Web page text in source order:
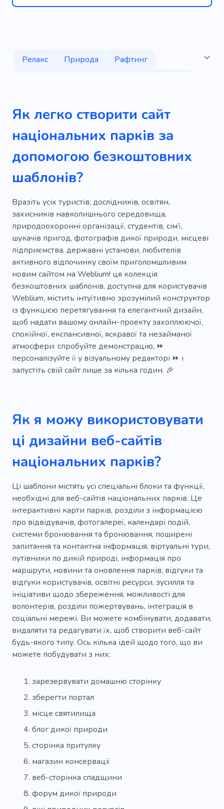
Релакс Природа
Рафтинг
Атмосферне місце
Прісноводні
Парапланеризм
Пейзажі
Прокат
Відкритий
Тур Пригода
Дозвілля
Риболовля
Скелелазіння
Намет
Свято
Вихідні
Ліжко та сніданок
Оренда яхт
Рюкзак
Піші прогулянки
Простір
Сафарі
Будиночок
Послуги
Видовищний
Подорож
Безпеки
Досвід
Туризм
Географія
Дайвінг для початківців
Полювання
Боєприпаси
Пляжі Дайвінг
Вудка
Пальне
Коні
Безпечна верхова їзда
Яхтинг
Парк
Як легко створити сайт
національних парків за
допомогою безкоштовних
шаблонів?
Вразіть усіх туристів, дослідників, освітян,
захисників навколишнього середовища,
природоохоронні організації, студентів, сім’ї,
шукачів пригод, фотографів дикої природи, місцеві
підприємства, державні установи, любителів
активного відпочинку своїм приголомшливим
новим сайтом на Weblium! ця колекція
безкоштовних шаблонів, доступна для користувачів
Weblium, містить інтуїтивно зрозумілий конструктор
із функцією перетягування та елегантний дизайн,
щоб надати вашому онлайн-проекту захоплюючої,
спокійної, експансивної, яскравої та незайманої
атмосфери. спробуйте демонстрацію, ⏩
персоналізуйте її у візуальному редакторі ⏩ і
запустіть свій сайт лише за кілька годин. 🎉
Як я можу використовувати
ці дизайни веб-сайтів
національних парків?
Ці шаблони містять усі спеціальні блоки та функції,
необхідні для веб-сайтів національних парків. Це
інтерактивні карти парків, розділи з інформацією
про відвідувачів, фотогалереї, календарі подій,
системи бронювання та бронювання, поширені
запитання та контактна інформація, віртуальні тури,
путівники по дикій природі, інформація про
маршрути, новини та оновлення парків, відгуки та
відгуки користувачів, освітні ресурси, зусилля та
ініціативи щодо збереження, можливості для
волонтерів, розділи пожертвувань, інтеграція в
соціальні мережі. Ви можете комбінувати, додавати,
видаляти та редагувати їх, щоб створити веб-сайт
будь-якого типу. Ось кілька ідей щодо того, що ви
можете побудувати з них:
зарезервувати домашню сторінку
зберегти портал
місце святилища
блог дикої природи
сторінка притулку
магазин консервації
веб-сторінка спадщини
форум дикої природи